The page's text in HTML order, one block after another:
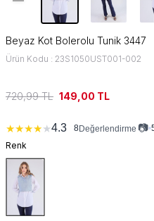
Beyaz Kot Bolerolu Tunik 3447
Ürün Kodu : 23S1050UST001-002
720,99TL 149,00 TL
★★★★★4.3 8Değerlendirme 📷•
Renk